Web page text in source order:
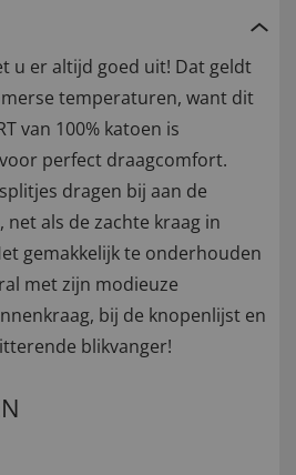
u er altijd goed uit! Dat geldt
temperaturen, want dit
van 100% katoen is
perfect draagcomfort.
dragen bij aan de
als de zachte kraag in
gemakkelijk te onderhouden
met zijn modieuze
bij de knopenlijst en
blikvanger!